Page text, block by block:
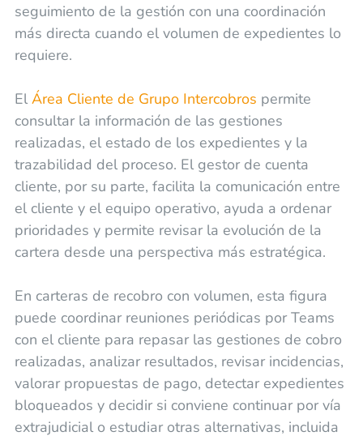
seguimiento de la gestión con una coordinación
más directa cuando el volumen de expedientes lo
requiere.
El Área Cliente de Grupo Intercobros permite
consultar la información de las gestiones
realizadas, el estado de los expedientes y la
trazabilidad del proceso. El gestor de cuenta
cliente, por su parte, facilita la comunicación entre
el cliente y el equipo operativo, ayuda a ordenar
prioridades y permite revisar la evolución de la
cartera desde una perspectiva más estratégica.
En carteras de recobro con volumen, esta figura
puede coordinar reuniones periódicas por Teams
con el cliente para repasar las gestiones de cobro
realizadas, analizar resultados, revisar incidencias,
valorar propuestas de pago, detectar expedientes
bloqueados y decidir si conviene continuar por vía
extrajudicial o estudiar otras alternativas, incluida